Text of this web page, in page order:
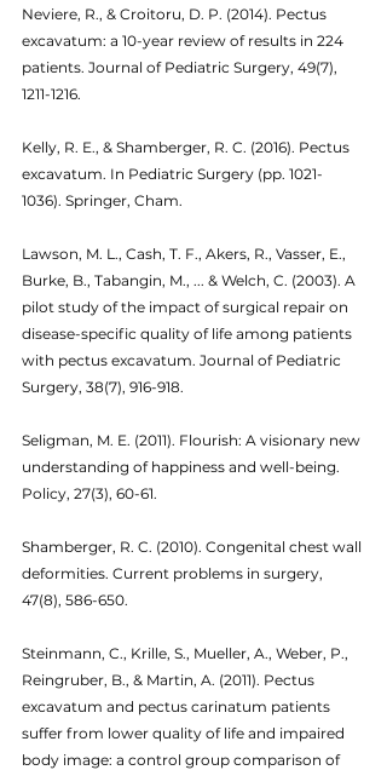
Neviere, R., & Croitoru, D. P. (2014). Pectus
excavatum: a 10-year review of results in 224
patients. Journal of Pediatric Surgery, 49(7),
1211-1216.
Kelly, R. E., & Shamberger, R. C. (2016). Pectus
excavatum. In Pediatric Surgery (pp. 1021-
1036). Springer, Cham.
Lawson, M. L., Cash, T. F., Akers, R., Vasser, E.,
Burke, B., Tabangin, M., ... & Welch, C. (2003). A
pilot study of the impact of surgical repair on
disease-specific quality of life among patients
with pectus excavatum. Journal of Pediatric
Surgery, 38(7), 916-918.
Seligman, M. E. (2011). Flourish: A visionary new
understanding of happiness and well-being.
Policy, 27(3), 60-61.
Shamberger, R. C. (2010). Congenital chest wall
deformities. Current problems in surgery,
47(8), 586-650.
Steinmann, C., Krille, S., Mueller, A., Weber, P.,
Reingruber, B., & Martin, A. (2011). Pectus
excavatum and pectus carinatum patients
suffer from lower quality of life and impaired
body image: a control group comparison of